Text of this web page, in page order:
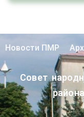
Новости ПМР
Совет